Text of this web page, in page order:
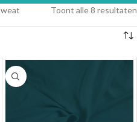
Toont alle 8 resultaten